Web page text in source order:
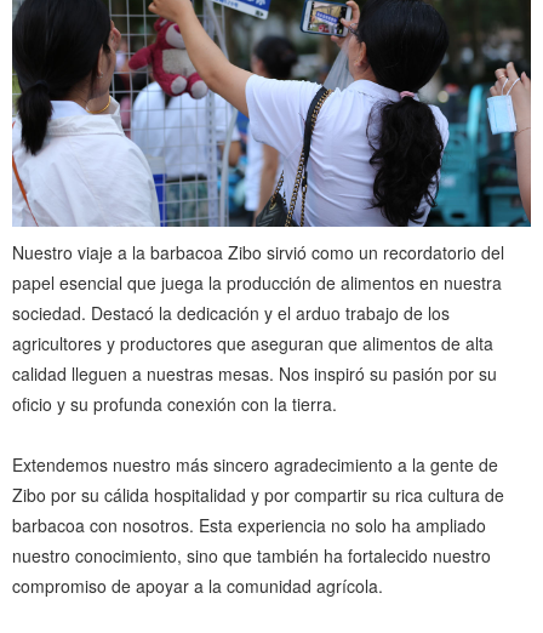
Nuestro viaje a la barbacoa Zibo sirvió como un recordatorio del
papel esencial que juega la producción de alimentos en nuestra
sociedad. Destacó la dedicación y el arduo trabajo de los
agricultores y productores que aseguran que alimentos de alta
calidad lleguen a nuestras mesas. Nos inspiró su pasión por su
oficio y su profunda conexión con la tierra.
Extendemos nuestro más sincero agradecimiento a la gente de
Zibo por su cálida hospitalidad y por compartir su rica cultura de
barbacoa con nosotros. Esta experiencia no solo ha ampliado
nuestro conocimiento, sino que también ha fortalecido nuestro
compromiso de apoyar a la comunidad agrícola.